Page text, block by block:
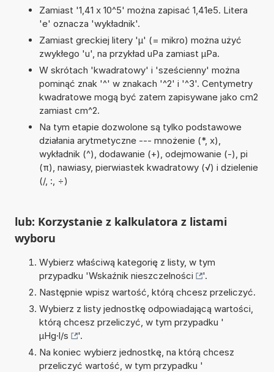
Zamiast '1,41 x 10^5' można zapisać 1,41e5. Litera
'e' oznacza 'wykładnik'.
Zamiast greckiej litery 'µ' (= mikro) można użyć
zwykłego 'u', na przykład uPa zamiast µPa.
W skrótach 'kwadratowy' i 'sześcienny' można
pominąć znak '^' w znakach '^2' i '^3'. Centymetry
kwadratowe mogą być zatem zapisywane jako cm2
zamiast cm^2.
Na tym etapie dozwolone są tylko podstawowe
działania arytmetyczne --- mnożenie (*, x),
wykładnik (^), dodawanie (+), odejmowanie (-), pi
(π), nawiasy, pierwiastek kwadratowy (√) i dzielenie
(/, :, ÷)
lub: Korzystanie z kalkulatora z listami
wyboru
Wybierz właściwą kategorię z listy, w tym
przypadku 'Wskaźnik nieszczelności
'.
Następnie wpisz wartość, którą chcesz przeliczyć.
Wybierz z listy jednostkę odpowiadającą wartości,
którą chcesz przeliczyć, w tym przypadku '
µHg·l/s
'.
Na koniec wybierz jednostkę, na którą chcesz
przeliczyć wartość, w tym przypadku '